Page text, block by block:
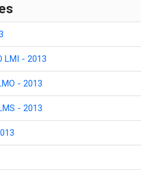
LMI - 2013
- 2013
- 2013